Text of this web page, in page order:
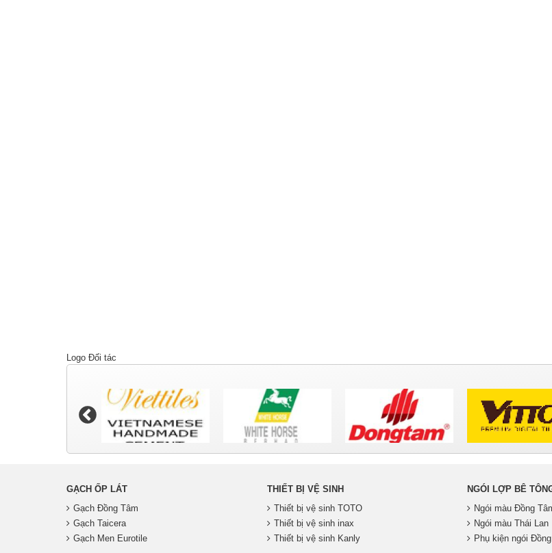
Logo Đối tác
GẠCH ỐP LÁT
Gạch Đồng Tâm
Gạch Taicera
Gạch Men Eurotile
THIẾT BỊ VỆ SINH
Thiết bị vệ sinh TOTO
Thiết bị vệ sinh inax
Thiết bị vệ sinh Kanly
NGÓI LỢP BÊ
Ngói màu Đồng
Ngói màu Thái Lan
Phụ kiện ngói